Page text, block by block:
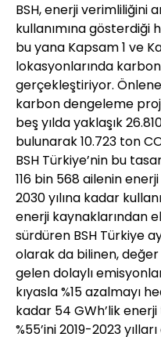
BSH, enerji verimliliğini
kullanımına gösterdiği
bu yana Kapsam 1 ve
lokasyonlarında
gerçekleştiriyor.
karbon dengeleme
beş yılda yaklaşık
bulunarak 10.723 ton
BSH Türkiye’nin bu
116 bin 568 ailenin
2030 yılına kadar
enerji kaynaklarından
sürdüren BSH Türkiye
olarak da bilinen,
gelen dolaylı
kıyasla %15 azalmayı
kadar 54 GWh’lik
%55’ini 2019-2023